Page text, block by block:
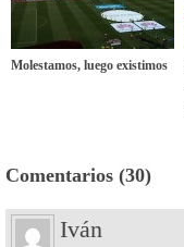
Molestamos, luego existimos
Comentarios (30)
Iván